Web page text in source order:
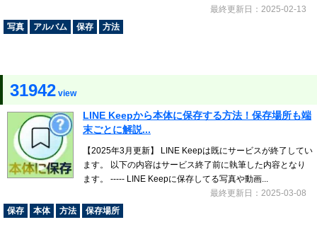
最終更新日：2025-02-13
写真
アルバム 保存 方法
31942 view
LINE Keepから本体に保存する方法！保存場所も端
末ごとに解説...
【2025年3月更新】 LINE Keepは既にサービスが終了してい
ます。 以下の内容はサービス終了前に執筆した内容となり
ます。 ----- LINE Keepに保存してる写真や動画...
最終更新日：2025-03-08
保存
本体 方法 保存場所